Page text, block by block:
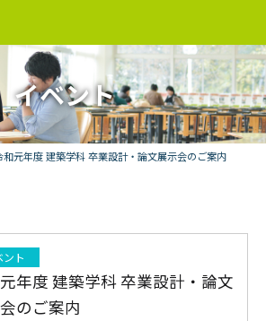
イベント
和元年度 建築学科 卒業設計・論文展示会のご案内
ント
年度 建築学科 卒業設計・論文
のご案内